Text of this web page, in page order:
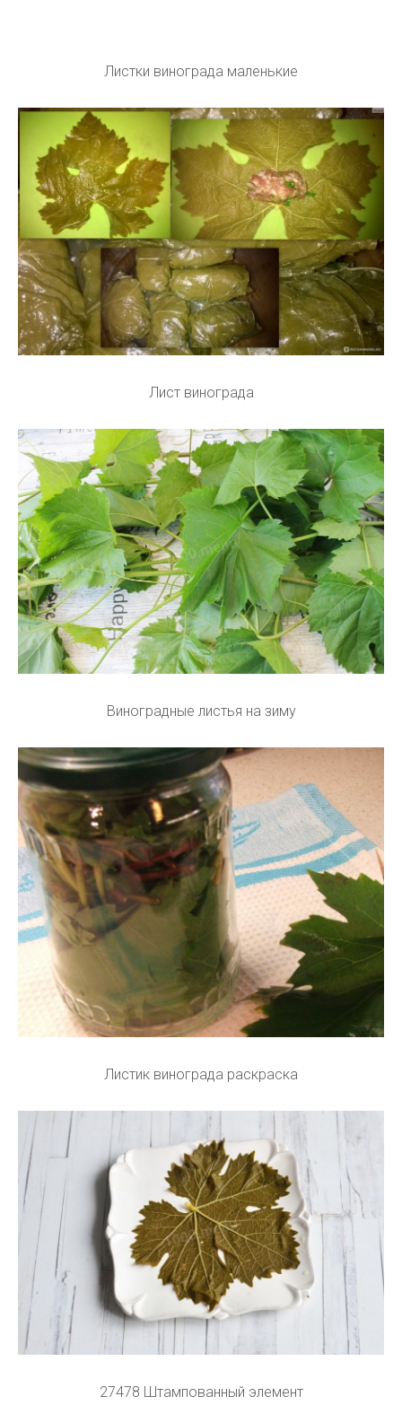
Листки винограда маленькие
Лист винограда
Виноградные листья на зиму
Листик винограда раскраска
27478 Штампованный элемент